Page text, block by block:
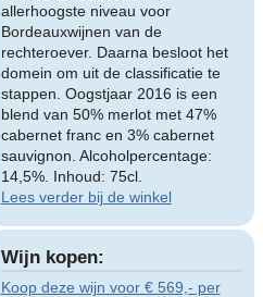
allerhoogste niveau voor
Bordeauxwijnen van de
rechteroever. Daarna besloot het
domein om uit de classificatie te
stappen. Oogstjaar 2016 is een
blend van 50% merlot met 47%
cabernet franc en 3% cabernet
sauvignon. Alcoholpercentage:
14,5%. Inhoud: 75cl.
Lees verder bij de winkel
Wijn kopen:
Koop deze wijn voor € 569,- per